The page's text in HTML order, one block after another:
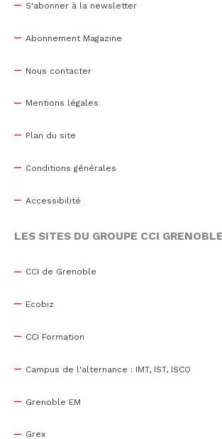
S'abonner à la newsletter
Abonnement Magazine
Nous contacter
Mentions légales
Plan du site
Conditions générales
Accessibilité
LES SITES DU GROUPE CCI GRENOBLE
CCI de Grenoble
Ecobiz
CCI Formation
Campus de l'alternance : IMT, IST, ISCO
Grenoble EM
Grex